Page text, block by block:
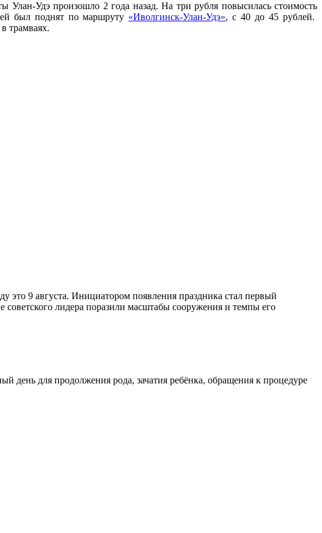
Удэ произошло 2 года назад. На три рубля повысилась стоимость
был поднят по маршруту «Иволгинск-Улан-Удэ», с 40 до 45 рублей.
трамваях.
это 9 августа. Инициатором появления праздника стал первый
лидера поразили масштабы сооружения и темпы его
день для продолжения рода, зачатия ребёнка, обращения к процедуре